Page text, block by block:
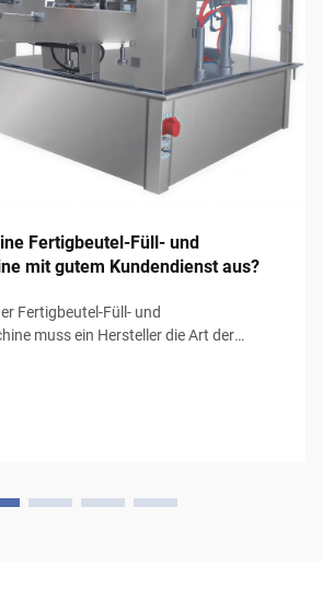
Fertigbeutel-Füll- und
mit gutem Kundendienst aus?
Fertigbeutel-Füll- und
muss ein Hersteller die Art der
eine zuverlässige Versiegelungstechnik